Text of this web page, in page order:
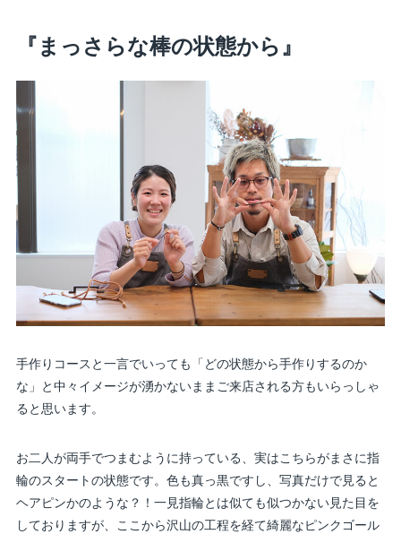
『まっさらな棒の状態から』
手作りコースと一言でいっても「どの状態から手作りするのか
な」と中々イメージが湧かないままご来店される方もいらっしゃ
ると思います。
お二人が両手でつまむように持っている、実はこちらがまさに指
輪のスタートの状態です。色も真っ黒ですし、写真だけで見ると
ヘアピンかのような？！一見指輪とは似ても似つかない見た目を
しておりますが、ここから沢山の工程を経て綺麗なピンクゴール